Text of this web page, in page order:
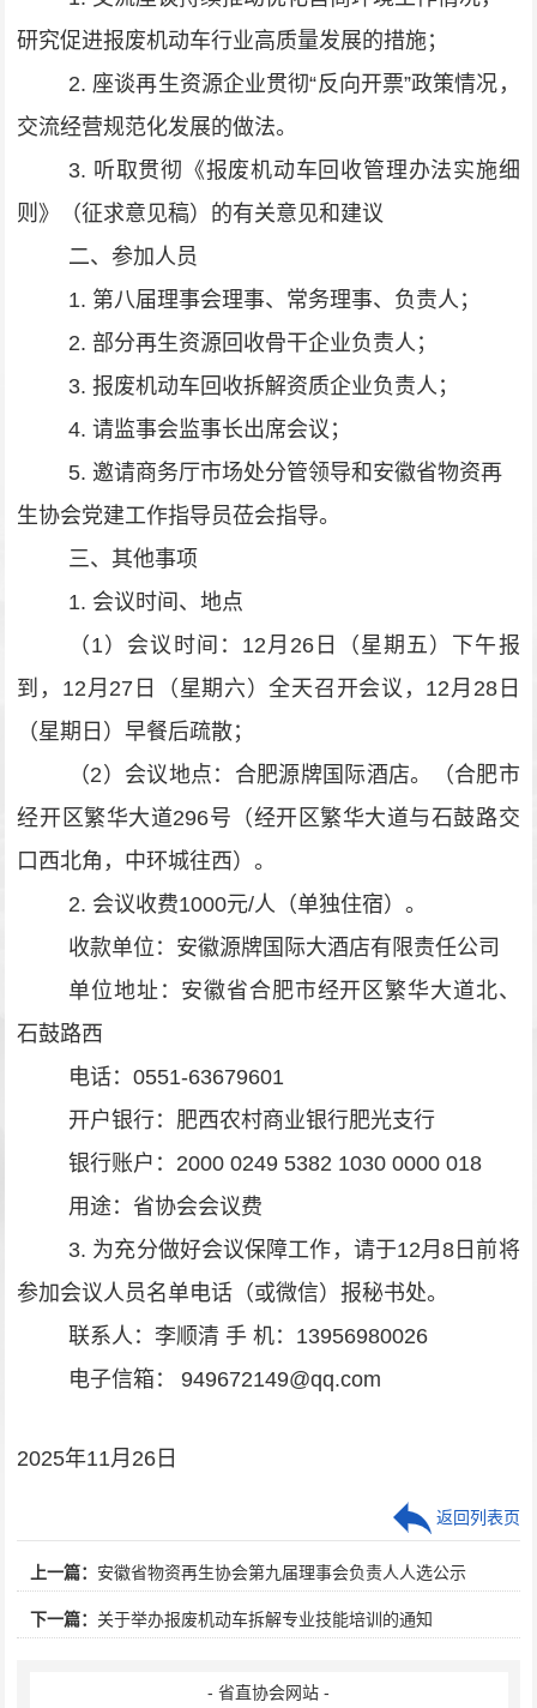
研究促进报废机动车行业高质量发展的措施；
2. 座谈再生资源企业贯彻“反向开票”政策情况，
交流经营规范化发展的做法。
3. 听取贯彻 《报废机动车回收管理办法实施细
则 》 （征求意见稿） 的有关意见和建议
二、参加人员
1. 第八届理事会理事、常务理事、负责人；
2. 部分再生资源回收骨干企业负责人；
3.报废机动车回收拆解资质企业负责人；
4.请监事会监事长出席会议；
5.邀请商务厅市场处分管领导和 安徽省物资再
生协会党建工作指导员莅会指导。
三、其他事项
1. 会议时间、地点
（ 1）会议时间： 12月 26日（星期五）下午报
到， 12月 27 日（星期六）全天召开会议， 12月 28日
（星期日）早餐后疏散；
（2 ） 会议地点：合肥源牌国际酒店。（合肥市
经开区繁华大道296号（经开区繁华大道与石鼓路交
口西北角，中环城往西）。
2. 会议收费1000元/人（单独住宿）。
收款单位：安徽源牌国际大酒店有限责任公司
单位地址：安徽省合肥市经开区繁华大道北、
石鼓路西
电话：0551-63679601
开户银行：肥西农村商业银行肥光支行
银行账户： 2000 0249 5382 1030 0000 018
用途：省协会会议费
3. 为充分做好会议保障工作，请于12月8 日前将
参加会议人员名单电话（或微信）报秘书处。
联系人：李顺清 手 机： 13956980026
电子信箱：
949672149@qq.com
2025年11月 26 日
上一篇： 安徽省物资再生协会第九届理事会负责人人选公示
下一篇： 关于举办报废机动车拆解专业技能培训的通知
返回列表页
- 省直协会网站 -